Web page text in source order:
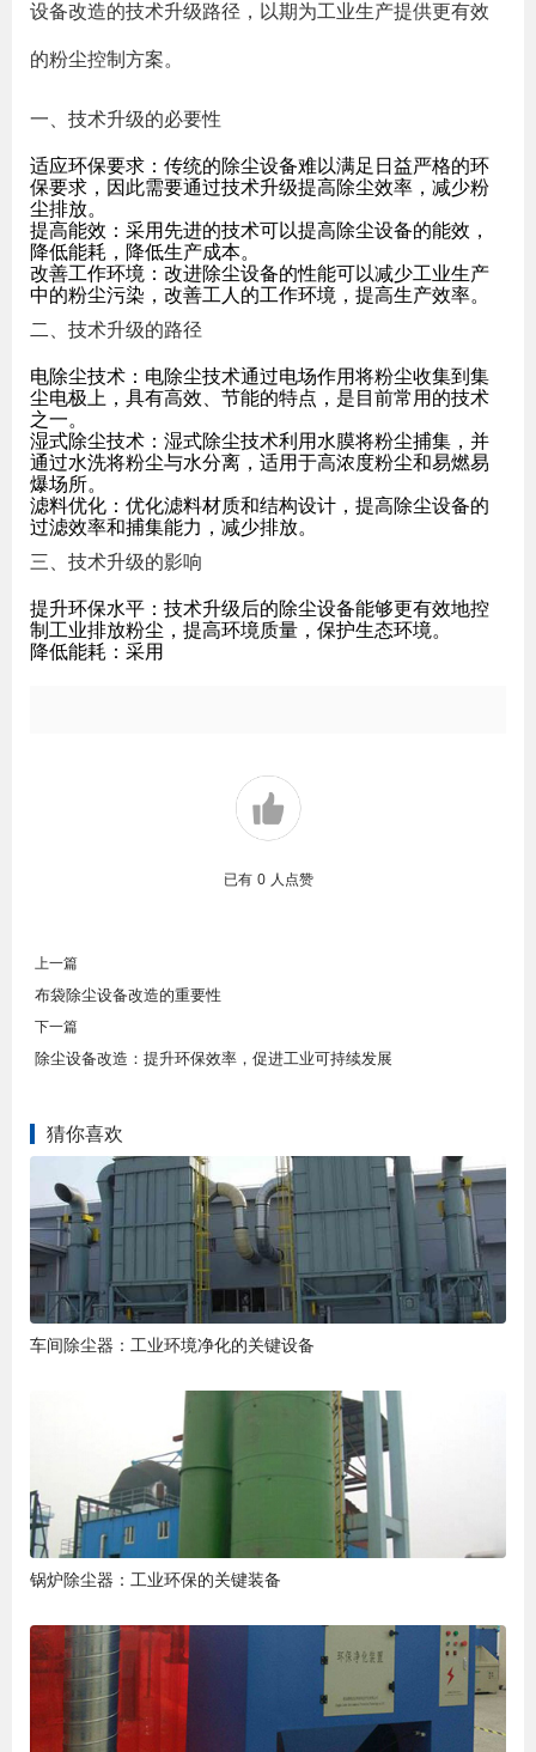
设备改造的技术升级路径，以期为工业生产提供更有效
的粉尘控制方案。
一、技术升级的必要性
适应环保要求 ：传统的除尘设备难以满足日益严格的环
保要求，因此需要通过技术升级提高除尘效率，减少粉
尘排放。
提高能效 ：采用先进的技术可以提高除尘设备的能效，
降低能耗，降低生产成本。
改善工作环境 ：改进除尘设备的性能可以减少工业生产
中的粉尘污染，改善工人的工作环境，提高生产效率。
二、技术升级的路径
电除尘技术 ：电除尘技术通过电场作用将粉尘收集到集
尘电极上，具有高效、节能的特点，是目前常用的技术
之一。
湿式除尘技术 ：湿式除尘技术利用水膜将粉尘捕集，并
通过水洗将粉尘与水分离，适用于高浓度粉尘和易燃易
爆场所。
滤料优化 ：优化滤料材质和结构设计，提高除尘设备的
过滤效率和捕集能力，减少排放。
三、技术升级的影响
提升环保水平 ：技术升级后的除尘设备能够更有效地控
制工业排放粉尘，提高环境质量，保护生态环境。
降低能耗 ：采用
已有 0 人点赞
上一篇
布袋除尘设备改造的重要性
下一篇
除尘设备改造：提升环保效率，促进工业可持续发展
猜你喜欢
车间除尘器：工业环境净化的关键设备
锅炉除尘器：工业环保的关键装备